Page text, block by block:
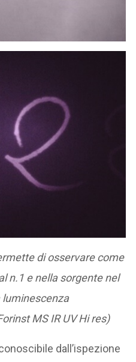
di osservare come
n.1 e nella sorgente nel
luminescenza
MS IR UV Hi res)
dall’ispezione